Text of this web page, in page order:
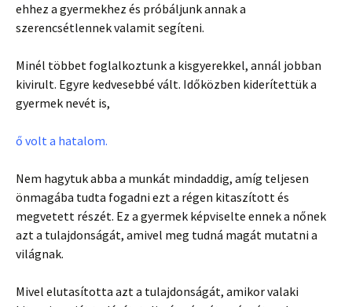
ehhez a gyermekhez és próbáljunk annak a
szerencsétlennek valamit segíteni.
Minél többet foglalkoztunk a kisgyerekkel, annál jobban
kivirult. Egyre kedvesebbé vált. Időközben kiderítettük a
gyermek nevét is,
ő volt a hatalom.
Nem hagytuk abba a munkát mindaddig, amíg teljesen
önmagába tudta fogadni ezt a régen kitaszított és
megvetett részét. Ez a gyermek képviselte ennek a nőnek
azt a tulajdonságát, amivel meg tudná magát mutatni a
világnak.
Mivel elutasította azt a tulajdonságát, amikor valaki